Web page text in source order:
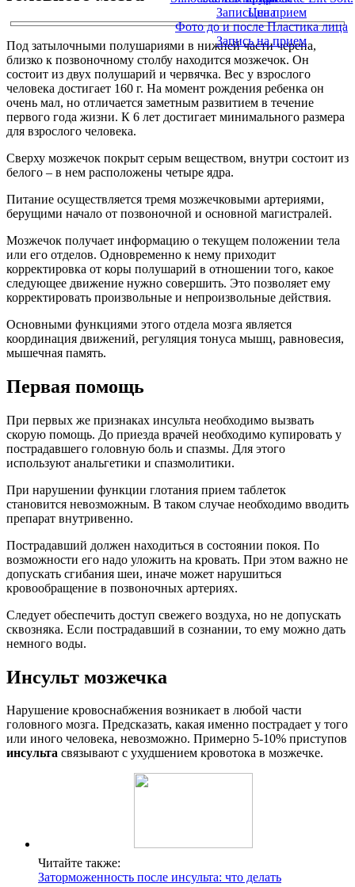
Цена
Фото до и после Пластика лица
Запись на прием
Запись на прием
Под затылочными полушариями в нижней части черепа,
близко к позвоночному столбу находится мозжечок. Он
состоит из двух полушарий и червячка. Вес у взрослого
человека достигает 160 г. На момент рождения ребенка он
очень мал, но отличается заметным развитием в течение
первого года жизни. К 6 лет достигает минимального размера
для взрослого человека.
Сверху мозжечок покрыт серым веществом, внутри состоит из
белого – в нем расположены четыре ядра.
Питание осуществляется тремя мозжечковыми артериями,
берущими начало от позвоночной и основной магистралей.
Мозжечок получает информацию о текущем положении тела
или его отделов. Одновременно к нему приходит
корректировка от коры полушарий в отношении того, какое
следующее движение нужно совершить. Это позволяет ему
корректировать произвольные и непроизвольные действия.
Основными функциями этого отдела мозга является
координация движений, регуляция тонуса мышц, равновесия,
мышечная память.
Первая помощь
При первых же признаках инсульта необходимо вызвать
скорую помощь. До приезда врачей необходимо купировать у
пострадавшего головную боль и спазмы. Для этого
используют анальгетики и спазмолитики.
При нарушении функции глотания прием таблеток
становится невозможным. В таком случае необходимо вводить
препарат внутривенно.
Пострадавший должен находиться в состоянии покоя. По
возможности его надо уложить на кровать. При этом важно не
допускать сгибания шеи, иначе может нарушиться
кровообращение в позвоночных артериях.
Следует обеспечить доступ свежего воздуха, но не допускать
сквозняка. Если пострадавший в сознании, то ему можно дать
немного воды.
Инсульт мозжечка
Нарушение кровоснабжения возникает в любой части
головного мозга. Предсказать, какая именно пострадает у того
или иного человека, невозможно. Примерно 5-10% приступов
инсульта связывают с ухудшением кровотока в мозжечке.
Читайте также:
Заторможенность после инсульта: что делать